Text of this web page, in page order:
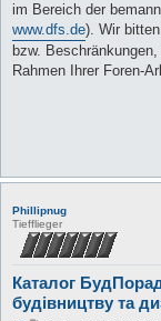
im Bereich der
www.dfs.de). Wir
bzw.
Rahmen Ihrer Foren-
Phillipnug
Tiefflieger
Каталог
будівництву та